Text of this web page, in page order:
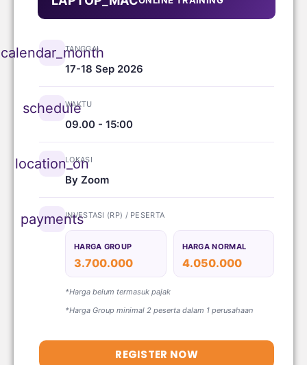
calendar_month
TANGGAL
17-18 Sep 2026
schedule
WAKTU
09.00 - 15:00
location_on
LOKASI
By Zoom
paymentsINVESTASI (RP) / PESERTA
HARGA GROUP
3.700.000
HARGA NORMAL
4.050.000
*Harga belum termasuk pajak
*Harga Group minimal 2 peserta dalam 1 perusahaan
REGISTER NOW